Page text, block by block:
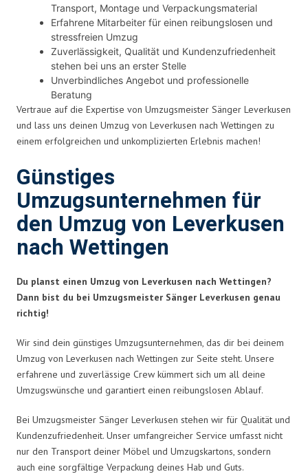
Transport, Montage und Verpackungsmaterial
Erfahrene Mitarbeiter für einen reibungslosen und
stressfreien Umzug
Zuverlässigkeit, Qualität und Kundenzufriedenheit
stehen bei uns an erster Stelle
Unverbindliches Angebot und professionelle
Beratung
Vertraue auf die Expertise von Umzugsmeister Sänger Leverkusen
und lass uns deinen Umzug von Leverkusen nach Wettingen zu
einem erfolgreichen und unkomplizierten Erlebnis machen!
Günstiges
Umzugsunternehmen für
den Umzug von Leverkusen
nach Wettingen
Du planst einen Umzug von Leverkusen nach Wettingen?
Dann bist du bei Umzugsmeister Sänger Leverkusen genau
richtig!
Wir sind dein günstiges Umzugsunternehmen, das dir bei deinem
Umzug von Leverkusen nach Wettingen zur Seite steht. Unsere
erfahrene und zuverlässige Crew kümmert sich um all deine
Umzugswünsche und garantiert einen reibungslosen Ablauf.
Bei Umzugsmeister Sänger Leverkusen stehen wir für Qualität und
Kundenzufriedenheit. Unser umfangreicher Service umfasst nicht
nur den Transport deiner Möbel und Umzugskartons, sondern
auch eine sorgfältige Verpackung deines Hab und Guts.